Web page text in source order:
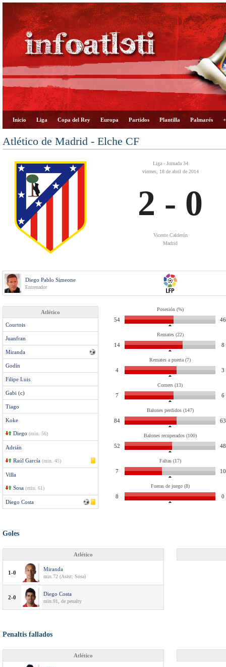
Inicio Liga Copa del Rey Europa Partidos Plantilla Palmarés
Atlético de Madrid - Elche CF
Liga - Jornada 34
viernes, 18 de abril de 2014
2 - 0
Vicente Calderón
Madrid
Diego Pablo Simeone
Entrenador
Atlético
Courtois
Juanfran
Miranda
Godín
Filipe Luis
Gabi (c)
Tiago
Koke
Diego (min. 56)
Adrián
Raúl García (min. 45)
Villa
Sosa (min. 61)
Diego Costa
Posesión (%)
54 46
Remates (22)
14 8
Remates a puerta (7)
4 3
Corners (13)
7 6
Balones perdidos (147)
84 63
Balones recuperados (100)
52 48
Faltas (17)
7 10
Fueras de juego (8)
8 0
Goles
Atlético
1-0
Miranda
min.72 (Asist: Sosa)
2-0
Diego Costa
min.91, de penalty
Penaltis fallados
Atlético